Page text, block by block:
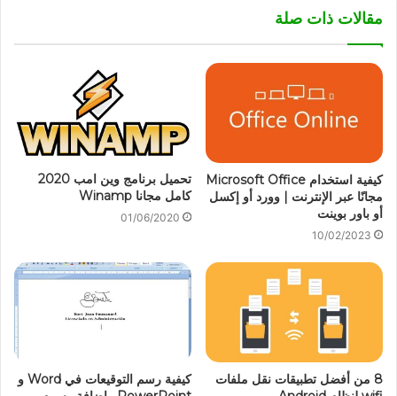
مقالات ذات صلة
كيفية استخدام Microsoft Office
مجانًا عبر الإنترنت | وورد أو إكسل
أو باور بوينت
10/02/2023
تحميل برنامج وين امب 2020
كامل مجانا Winamp
01/06/2020
8 من أفضل تطبيقات نقل ملفات
كيفية رسم التوقيعات في Word و